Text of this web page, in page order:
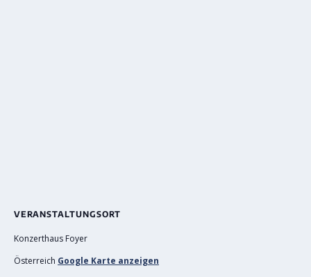
VERANSTALTUNGSORT
Konzerthaus Foyer
Österreich Google Karte anzeigen